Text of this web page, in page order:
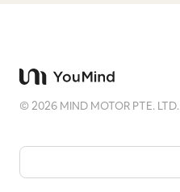
©2026 MIND MOTOR PTE. LTD.